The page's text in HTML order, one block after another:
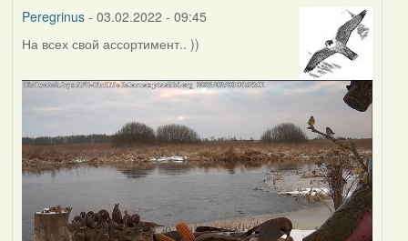
Peregrinus- 03.02.2022 - 09:45
На всех свой ассортимент.. ))